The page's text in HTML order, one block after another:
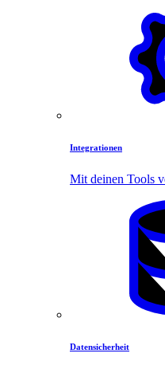
Integrationen
Mit deinen Tools
Datensicherheit